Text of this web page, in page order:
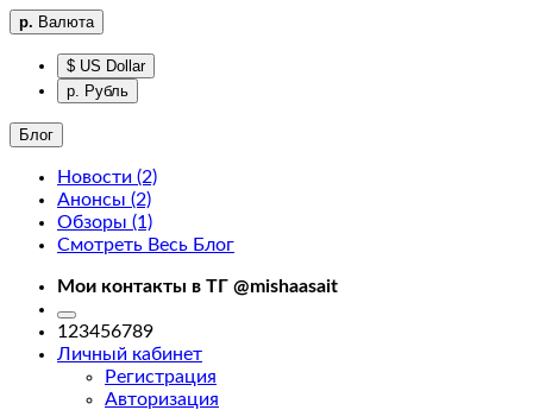
р. Валюта
$ US Dollar
р. Рубль
Блог
Новости (2)
Анонсы (2)
Обзоры (1)
Смотреть Весь Блог
Мои контакты в ТГ @mishaasait
123456789
Личный кабинет
Регистрация
Авторизация
Фильтры
Фильтры
home